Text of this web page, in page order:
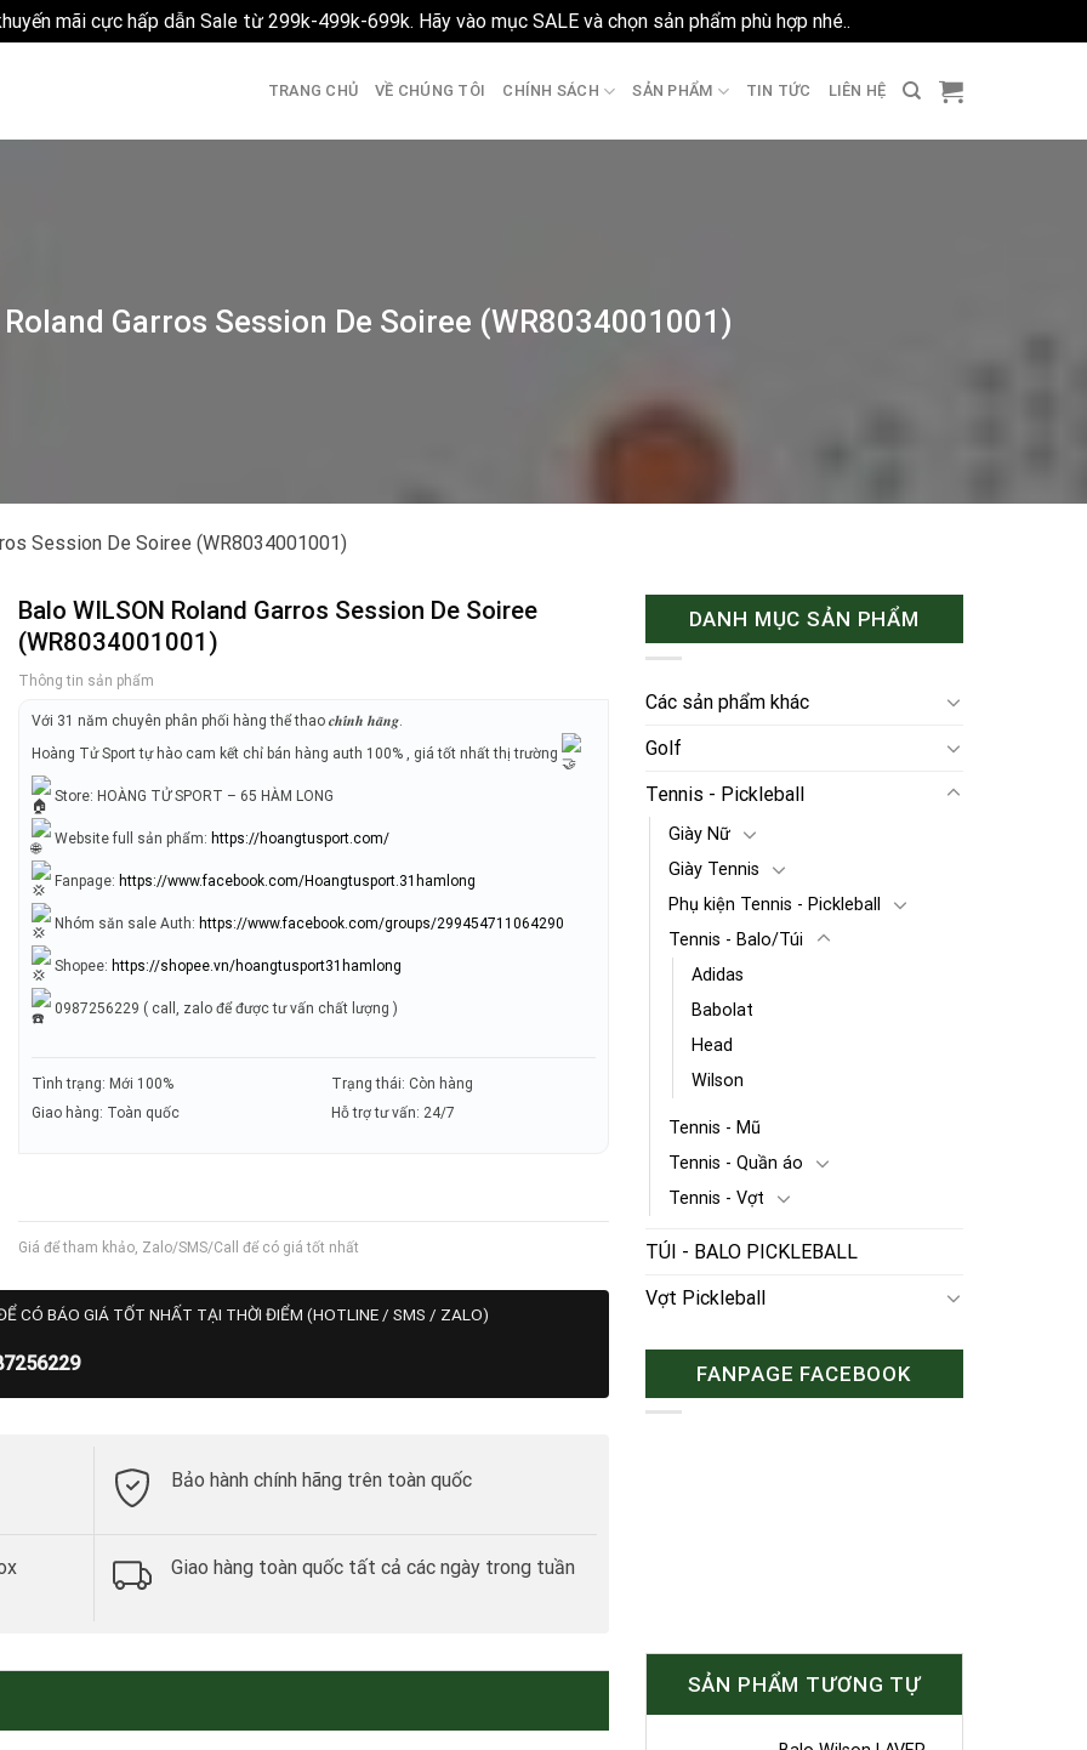
mãi cực hấp dẫn Sale từ 299k-499k-699k. Hãy vào mục SALE và chọn sản phẩm phù hợp nhé..
TRANG CHỦ VỀ CHÚNG TÔI CHÍNH SÁCH SẢN PHẨM TIN TỨC LIÊN HỆ
Roland Garros Session De Soiree (WR8034001001)
Session De Soiree (WR8034001001)
Balo WILSON Roland Garros Session De Soiree
(WR8034001001)
Thông tin sản phẩm
Với 31 năm chuyên phân phối hàng thể thao 𝒄𝒉𝒊́𝒏𝒉 𝒉𝒂̃𝒏𝒈.
Hoàng Tử Sport tự hào cam kết chỉ bán hàng auth 100% , giá tốt nhất thị trường
Store: HOÀNG TỬ SPORT – 65 HÀM LONG
Website full sản phẩm: https://hoangtusport.com/
Fanpage: https://www.facebook.com/Hoangtusport.31hamlong
Nhóm săn sale Auth: https://www.facebook.com/groups/299454711064290
Shopee: https://shopee.vn/hoangtusport31hamlong
0987256229 ( call, zalo để được tư vấn chất lượng )
Tình trạng: Mới 100%
Giao hàng: Toàn quốc
Trạng thái: Còn hàng
Hỗ trợ tư vấn: 24/7
Giá để tham khảo, Zalo/SMS/Call để có giá tốt nhất
CÓ BÁO GIÁ TỐT NHẤT TẠI THỜI ĐIỂM (HOTLINE / SMS / ZALO)
Bảo hành chính hãng trên toàn quốc
Giao hàng toàn quốc tất cả các ngày trong tuần
DANH MỤC SẢN PHẨM
Các sản phẩm khác
Golf
Tennis - Pickleball
Giày Nữ
Giày Tennis
Phụ kiện Tennis - Pickleball
Tennis - Balo/Túi
Adidas
Babolat
Head
Wilson
Tennis - Mũ
Tennis - Quần áo
Tennis - Vợt
TÚI - BALO PICKLEBALL
Vợt Pickleball
FANPAGE FACEBOOK
SẢN PHẨM TƯƠNG TỰ